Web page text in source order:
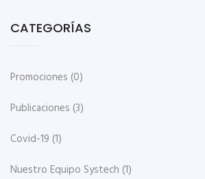
CATEGORÍAS
Promociones (0)
Publicaciones (3)
Covid-19 (1)
Nuestro Equipo Systech (1)